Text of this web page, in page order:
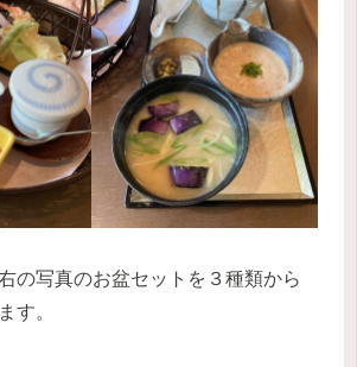
の写真のお盆セットを３種類から
す。